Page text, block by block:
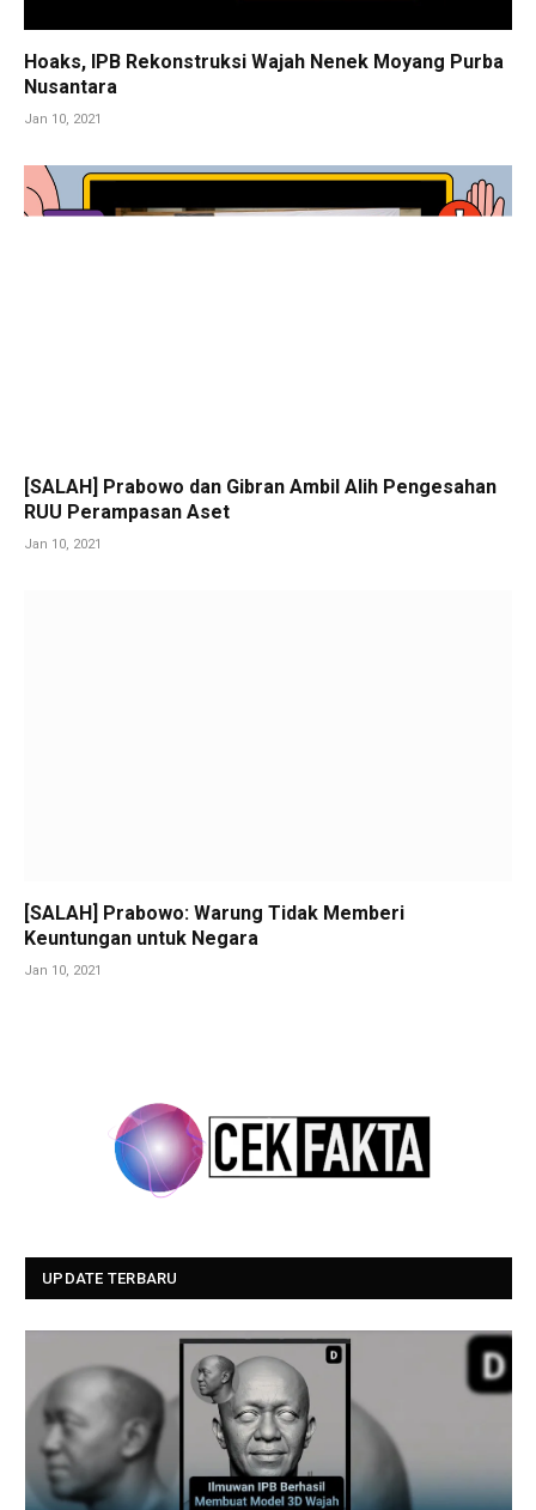
Hoaks, IPB Rekonstruksi Wajah Nenek Moyang Purba
Nusantara
Jan 10, 2021
[SALAH] Prabowo dan Gibran Ambil Alih Pengesahan
RUU Perampasan Aset
Jan 10, 2021
[SALAH] Prabowo: Warung Tidak Memberi
Keuntungan untuk Negara
Jan 10, 2021
UPDATE TERBARU